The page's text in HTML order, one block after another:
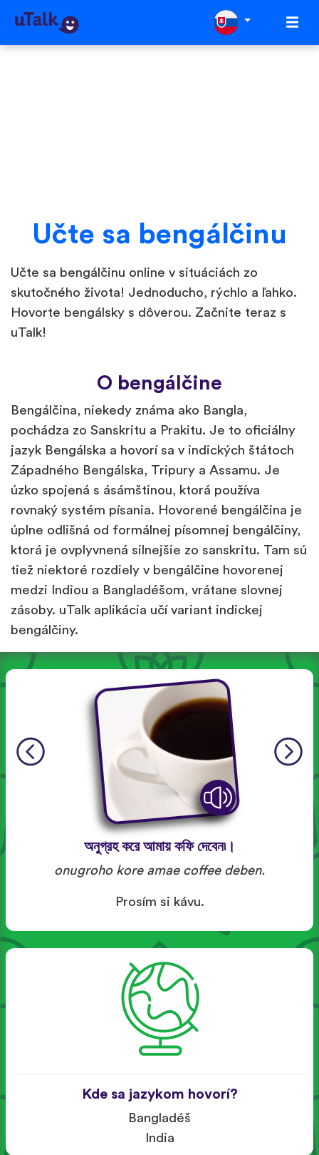
Učte sa bengálčinu
Učte sa bengálčinu online v situáciách zo
skutočného života! Jednoducho, rýchlo a ľahko.
Hovorte bengálsky s dôverou. Začnite teraz s
uTalk!
O bengálčine
Bengálčina, niekedy známa ako Bangla,
pochádza zo Sanskritu a Prakitu. Je to oficiálny
jazyk Bengálska a hovorí sa v indických štátoch
Západného Bengálska, Tripury a Assamu. Je
úzko spojená s ásámštinou, ktorá používa
rovnaký systém písania. Hovorené bengálčina je
úplne odlišná od formálnej písomnej bengálčiny,
ktorá je ovplyvnená silnejšie zo sanskritu. Tam sú
tiež niektoré rozdiely v bengálčine hovorenej
medzi Indiou a Bangladéšom, vrátane slovnej
zásoby. uTalk aplikácia učí variant indickej
bengálčiny.
অনুগ্রহ করে আমায় কফি দেবেন৷।
onugroho kore amae coffee deben.
Prosím si kávu.
Kde sa jazykom hovorí?
Bangladéš
India